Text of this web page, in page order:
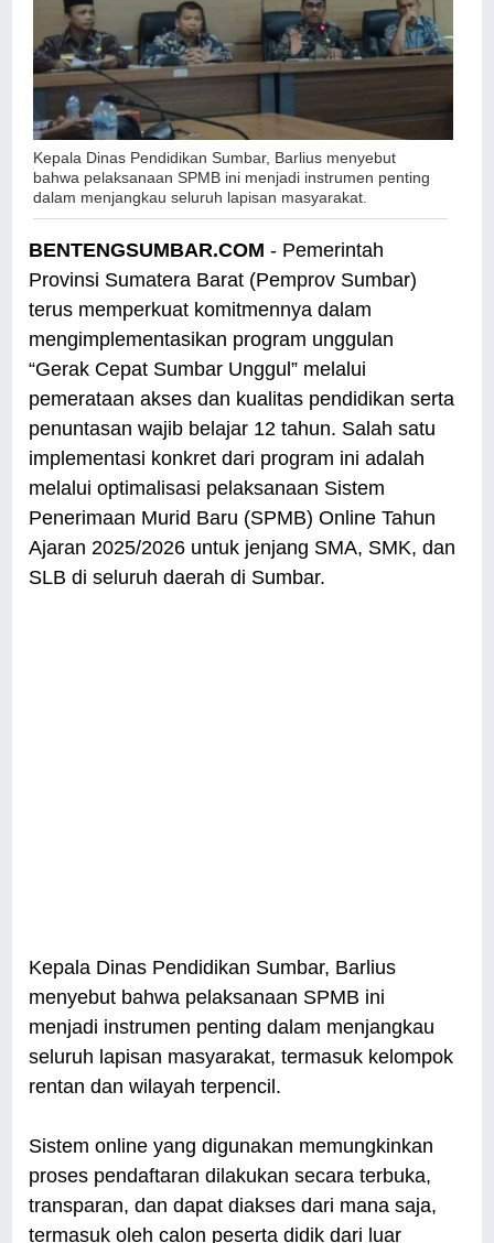
Kepala Dinas Pendidikan Sumbar, Barlius menyebut
bahwa pelaksanaan SPMB ini menjadi instrumen penting
dalam menjangkau seluruh lapisan masyarakat.
BENTENGSUMBAR.COM - Pemerintah
Provinsi Sumatera Barat (Pemprov Sumbar)
terus memperkuat komitmennya dalam
mengimplementasikan program unggulan
“Gerak Cepat Sumbar Unggul” melalui
pemerataan akses dan kualitas pendidikan serta
penuntasan wajib belajar 12 tahun. Salah satu
implementasi konkret dari program ini adalah
melalui optimalisasi pelaksanaan Sistem
Penerimaan Murid Baru (SPMB) Online Tahun
Ajaran 2025/2026 untuk jenjang SMA, SMK, dan
SLB di seluruh daerah di Sumbar.
Kepala Dinas Pendidikan Sumbar, Barlius
menyebut bahwa pelaksanaan SPMB ini
menjadi instrumen penting dalam menjangkau
seluruh lapisan masyarakat, termasuk kelompok
rentan dan wilayah terpencil.
Sistem online yang digunakan memungkinkan
proses pendaftaran dilakukan secara terbuka,
transparan, dan dapat diakses dari mana saja,
termasuk oleh calon peserta didik dari luar